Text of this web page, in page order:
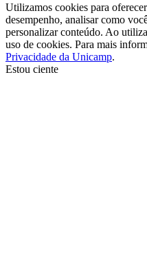
Utilizamos cookies para
desempenho, analisar como
personalizar conteúdo. Ao
uso de cookies. Para mais
Privacidade da Unicamp.
Estou ciente